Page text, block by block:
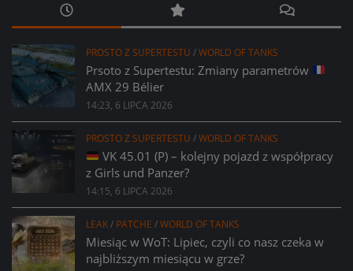
PROSTO Z SUPERTESTU /WORLD OF TANKS
Prsoto z Supertestu: Zmiany parametrów
AMX 29 Bélier
14:23, 6 LIPCA 2026
PROSTO Z SUPERTESTU /WORLD OF TANKS
VK 45.01 (P) – kolejny pojazd z współpracy
z Girls und Panzer?
14:15, 6 LIPCA 2026
LEAK/ PATCHE /WORLD OF TANKS
Miesiąc w WoT: Lipiec, czyli co nasz czeka w
najbliższym miesiącu w grze?